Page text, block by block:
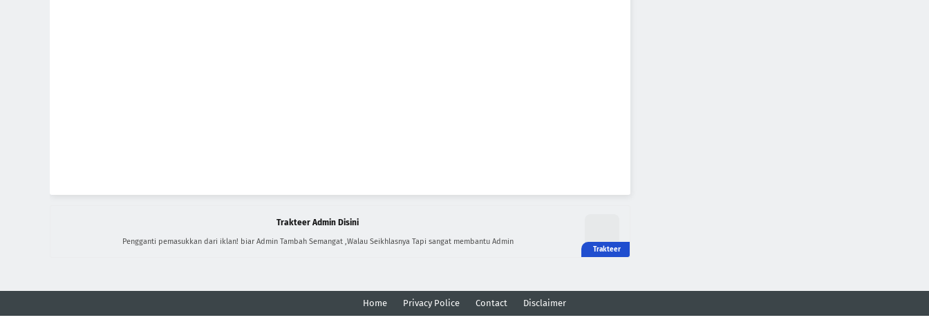
Trakteer Admin Disini
Pengganti pemasukkan dari iklan! biar Admin Tambah Semangat ,Walau Seikhlasnya Tapi sangat membantu Admin
Home Privacy Police Contact Disclaimer